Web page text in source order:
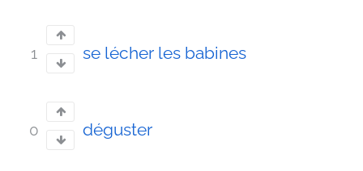
1 se lécher les babines
0 déguster